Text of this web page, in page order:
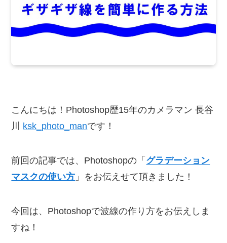
こんにちは！Photoshop歴15年のカメラマン 長谷
川 ksk_photo_manです！
前回の記事では、Photoshopの「 グラデーション
マスクの使い方 」をお伝えせて頂きました！
今回は、Photoshopで波線の作り方をお伝えしま
すね！